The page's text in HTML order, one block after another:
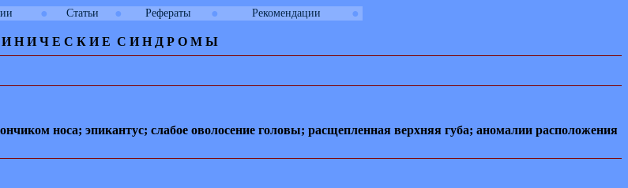
● Статьи ● Рефераты ● Рекомендации ●
И Н И Ч Е С К И Е С И Н Д Р О М Ы
носа; эпикантус; слабое оволосение головы; расщепленная верхняя губа; аномалии расположения